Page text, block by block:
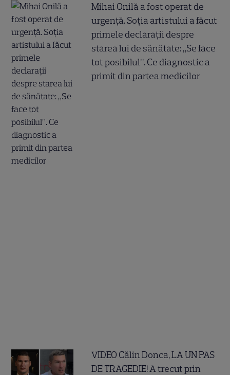
Mihai Onilă a fost operat de
urgență. Soția artistului a făcut
primele declarații despre
starea lui de sănătate: „Se face
tot posibilul”. Ce diagnostic a
primit din partea medicilor
VIDEO Călin Donca, LA UN PAS
DE TRAGEDIE! A trecut prin